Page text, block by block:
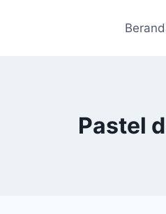
Pastel